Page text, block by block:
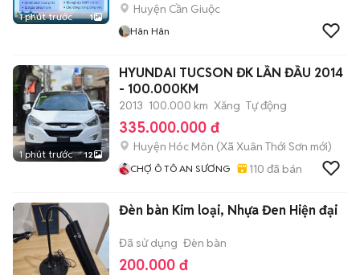
1 phút trước 1
Huyện Cần Giuộc
Hân Hân
1 phút trước 12
HYUNDAI TUCSON ĐK LẦN ĐẦU 2014
- 100.000KM
2013 100.000 km Xăng Tự động
335.000.000 đ
Huyện Hóc Môn (Xã Xuân Thới Sơn mới)
CHỢ Ô TÔ AN SƯƠNG 110 đã bán
Đèn bàn Kim loại, Nhựa Đen Hiện đại
Đã sử dụng Đèn bàn
200.000 đ